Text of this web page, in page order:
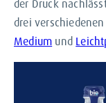
der Druck
drei
Medium und